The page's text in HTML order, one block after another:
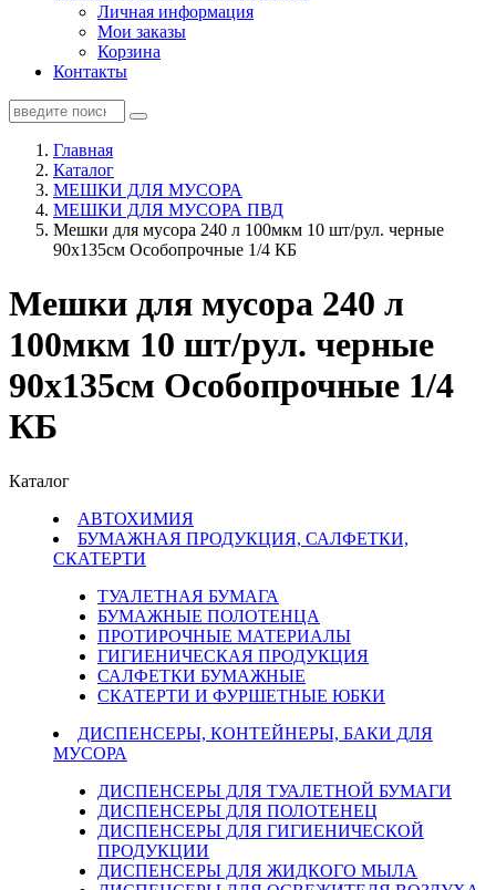
Личная информация
Мои заказы
Корзина
Контакты
Главная
Каталог
МЕШКИ ДЛЯ МУСОРА
МЕШКИ ДЛЯ МУСОРА ПВД
Мешки для мусора 240 л 100мкм 10 шт/рул. черные
90х135см Особопрочные 1/4 КБ
Мешки для мусора 240 л
100мкм 10 шт/рул. черные
90х135см Особопрочные 1/4
КБ
Каталог
АВТОХИМИЯ
БУМАЖНАЯ ПРОДУКЦИЯ, САЛФЕТКИ,
СКАТЕРТИ
ТУАЛЕТНАЯ БУМАГА
БУМАЖНЫЕ ПОЛОТЕНЦА
ПРОТИРОЧНЫЕ МАТЕРИАЛЫ
ГИГИЕНИЧЕСКАЯ ПРОДУКЦИЯ
САЛФЕТКИ БУМАЖНЫЕ
СКАТЕРТИ И ФУРШЕТНЫЕ ЮБКИ
ДИСПЕНСЕРЫ, КОНТЕЙНЕРЫ, БАКИ ДЛЯ
МУСОРА
ДИСПЕНСЕРЫ ДЛЯ ТУАЛЕТНОЙ БУМАГИ
ДИСПЕНСЕРЫ ДЛЯ ПОЛОТЕНЕЦ
ДИСПЕНСЕРЫ ДЛЯ ГИГИЕНИЧЕСКОЙ
ПРОДУКЦИИ
ДИСПЕНСЕРЫ ДЛЯ ЖИДКОГО МЫЛА